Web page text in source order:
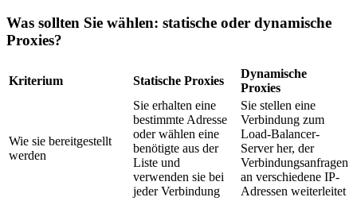
Was sollten Sie wählen: statische oder dynamische
Proxies?
Kriterium Statische Proxies
Dynamische
Proxies
Wie sie bereitgestellt
werden
Sie erhalten eine
bestimmte Adresse
oder wählen eine
benötigte aus der
Liste und
verwenden sie bei
jeder Verbindung
Sie stellen eine
Verbindung zum
Load-Balancer-
Server her, der
Verbindungsanfragen
an verschiedene IP-
Adressen weiterleitet